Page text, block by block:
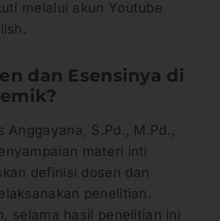
melalui akun Youtube
dan Esensinya di
Anggayana, S.Pd., M.Pd.,
materi inti
definisi dosen dan
penelitian.
selama hasil penelitian ini